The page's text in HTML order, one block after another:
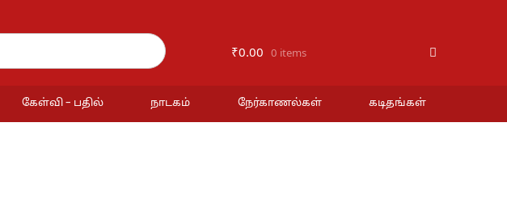
₹0.00 0 items
கேள்வி – பதில் நாடகம் நேர்காணல்கள் கடிதங்கள்